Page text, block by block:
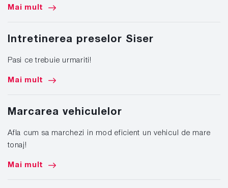
Mai mult
Intretinerea preselor Siser
Pasi ce trebuie urmariti!
Mai mult
Marcarea vehiculelor
Afla cum sa marchezi in mod eficient un vehicul de mare
tonaj!
Mai mult